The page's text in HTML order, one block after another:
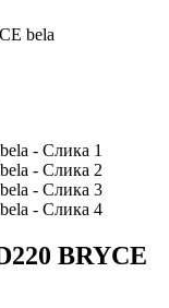
bela
BRYCE